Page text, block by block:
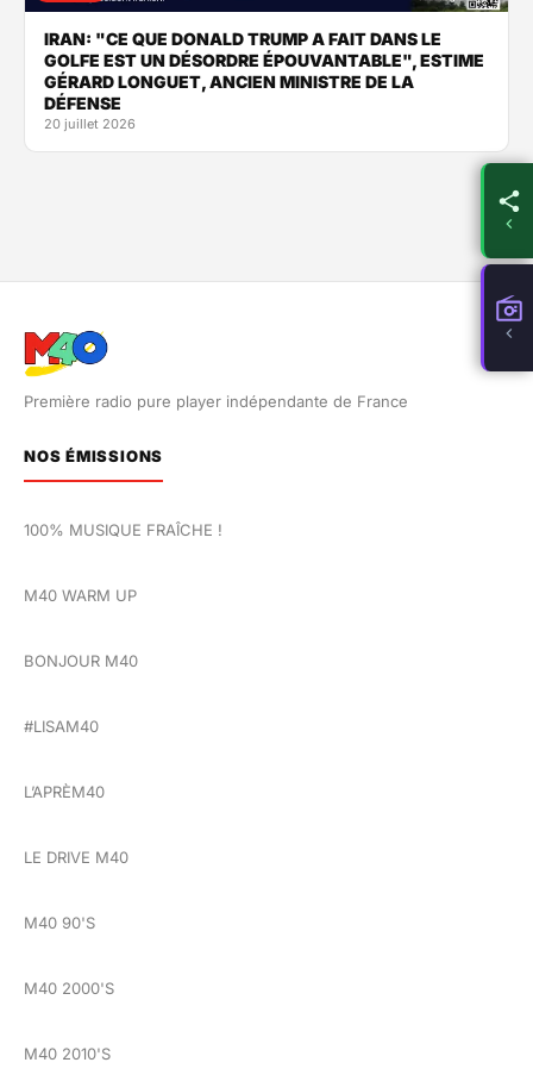
IRAN: "CE QUE DONALD TRUMP A FAIT DANS LE
GOLFE EST UN DÉSORDRE ÉPOUVANTABLE", ESTIME
GÉRARD LONGUET, ANCIEN MINISTRE DE LA
DÉFENSE
20 juillet 2026
Première radio pure player indépendante de France
NOS ÉMISSIONS
100% MUSIQUE FRAÎCHE !
M40 WARM UP
BONJOUR M40
#LISAM40
L’APRÈM40
LE DRIVE M40
M40 90'S
M40 2000'S
M40 2010'S